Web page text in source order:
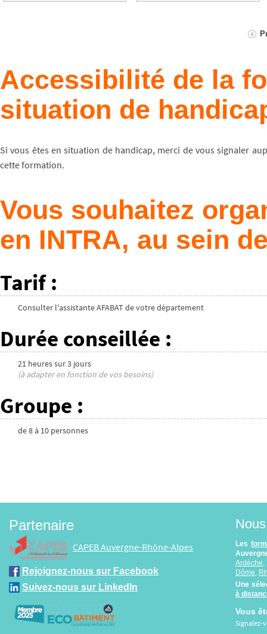
Accessibilité de la
situation de
Si vous êtes en situation de handicap, merci de vous signaler
cette formation.
Vous souhaitez
en INTRA, au sein
Tarif :
Consulter l'assistante AFABAT de votre département
Durée conseillée :
21 heuressur3 jours
(à adapter en fonction de vos besoins)
Groupe :
de8à 10 personnes
Partenaire
CAPEB Auvergne-Rhône-Alpes
Rejoignez-nous sur Facebook
Suivez-nous sur LinkedIn
Les
Ardèche
Dôme
Une
à
Vous
Signalez-